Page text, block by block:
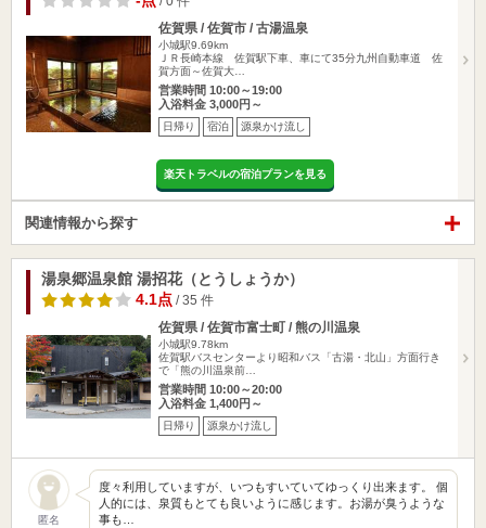
佐賀県 / 佐賀市 / 古湯温泉
小城駅9.69km
ＪＲ長崎本線 佐賀駅下車、車にて35分九州自動車道 佐
賀方面～佐賀大…
営業時間 10:00～19:00
入浴料金 3,000円～
日帰り 宿泊 源泉かけ流し
楽天トラベルの宿泊プランを見る
関連情報から探す
湯泉郷温泉館 湯招花（とうしょうか）
4.1点 / 35 件
佐賀県 / 佐賀市富士町 / 熊の川温泉
小城駅9.78km
佐賀駅バスセンターより昭和バス「古湯・北山」方面行き
で「熊の川温泉前…
営業時間 10:00～20:00
入浴料金 1,400円～
日帰り 源泉かけ流し
匿名
度々利用していますが、いつもすいていてゆっくり出来ます。 個
人的には、泉質もとても良いように感じます。お湯が臭うような
事も…